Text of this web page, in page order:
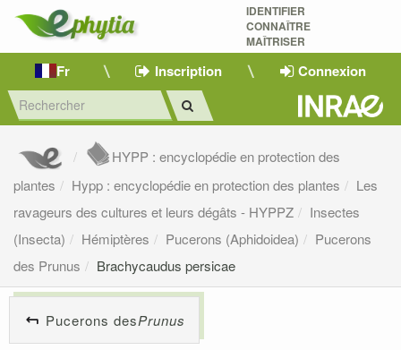
IDENTIFIER
CONNAÎTRE
MAÎTRISER
Fr Inscription Connexion
HYPP : encyclopédie en protection des
plantes
Hypp : encyclopédie en protection des plantes
Les
ravageurs des cultures et leurs dégâts - HYPPZ
Insectes
(Insecta)
Hémiptères Pucerons (Aphidoidea)
Pucerons
des Prunus
Brachycaudus persicae
Pucerons desPrunus